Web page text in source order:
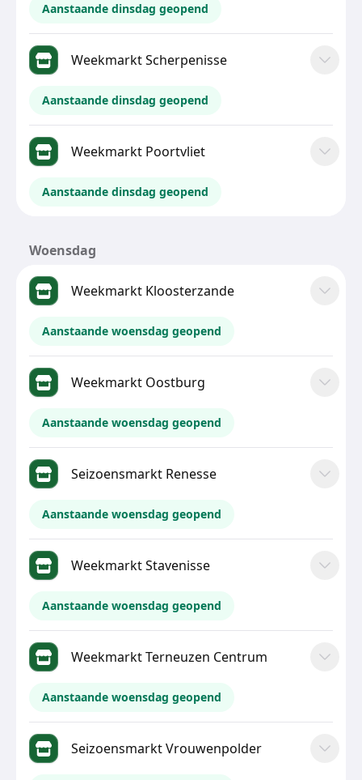
Aanstaande dinsdag geopend
Weekmarkt Scherpenisse
Aanstaande dinsdag geopend
Weekmarkt Poortvliet
Aanstaande dinsdag geopend
Woensdag
Weekmarkt Kloosterzande
Aanstaande woensdag geopend
Weekmarkt Oostburg
Aanstaande woensdag geopend
Seizoensmarkt Renesse
Aanstaande woensdag geopend
Weekmarkt Stavenisse
Aanstaande woensdag geopend
Weekmarkt Terneuzen Centrum
Aanstaande woensdag geopend
Seizoensmarkt Vrouwenpolder